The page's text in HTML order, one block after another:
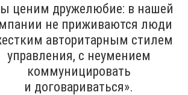
ценим дружелюбие: в нашей
не приживаются люди
авторитарным стилем
управления, с неумением
коммуницировать
и договариваться».